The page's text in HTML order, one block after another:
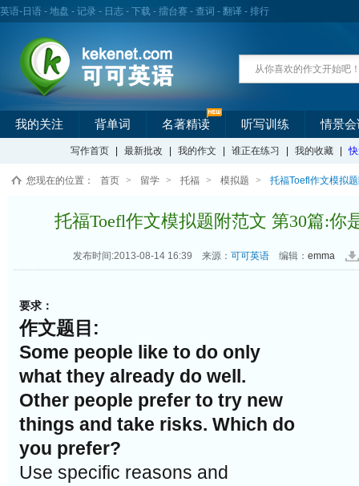
英语- 日语 - 地盘 - 记录 - 日志 - 下载 - 擂台赛 - 查词 - 翻译 - 排行
我的关注 背单词 名著精读 听写训练 情景会
写作首页 最新批改 我的作文 谁正在练习 我的收藏
您现在的位置： 首页 > 留学 > 托福 > 模拟题 > 托福Toefl作文模拟
托福Toefl作文模拟题附范文 第30篇:你
发布时间:2013-08-14 16:39 来源： 可可英语 编辑： emma
要求：
作文题目:
Some people like to do only
what they already do well.
Other people prefer to try new
things and take risks. Which do
you prefer?
Use specific reasons and